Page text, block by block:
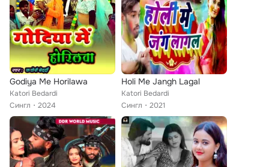
Godiya Me Horilawa
Katori Bedardi
Сингл
2024
Holi Me Jangh Lagal
Katori Bedardi
Сингл
2021